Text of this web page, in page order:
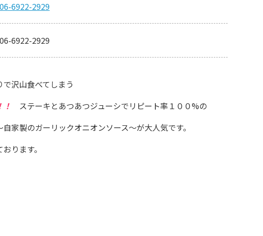
06-6922-2929
06-6922-2929
沢山食べてしまう
！
ステーキとあつあつジューシでリピート率１００%の
自家製のガーリックオニオンソース～が大人気です。
ります。